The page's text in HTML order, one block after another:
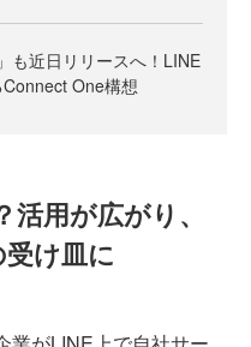
も近日リリースへ！LINE
One構想
用が広がり、
け皿に